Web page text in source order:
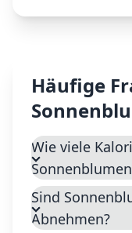
Häufige
Wie viele
Sind
Abnehmen?